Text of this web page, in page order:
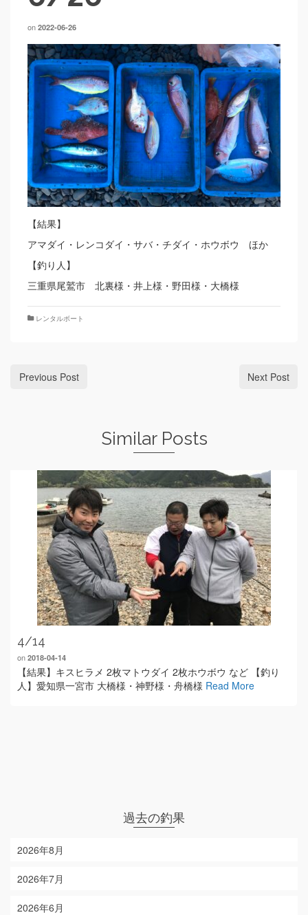
on 2022-06-26
【結果】
アマダイ・レンコダイ・サバ・チダイ・ホウボウ ほか
【釣り人】
三重県尾鷲市 北裏様・井上様・野田様・大橋様
レンタルボート
Previous Post Next Post
Similar Posts
4/14
on 2018-04-14
【結果】キスヒラメ 2枚マトウダイ 2枚ホウボウ など 【釣り
人】愛知県一宮市 大橋様・神野様・舟橋様 Read More
過去の釣果
2026年8月
2026年7月
2026年6月